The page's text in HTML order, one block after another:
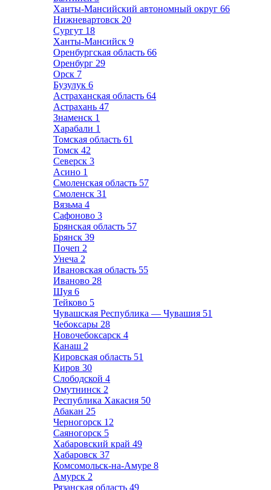
Ханты-Мансийский автономный округ 66
Нижневартовск 20
Сургут 18
Ханты-Мансийск 9
Оренбургская область 66
Оренбург 29
Орск 7
Бузулук 6
Астраханская область 64
Астрахань 47
Знаменск 1
Харабали 1
Томская область 61
Томск 42
Северск 3
Асино 1
Смоленская область 57
Смоленск 31
Вязьма 4
Сафоново 3
Брянская область 57
Брянск 39
Почеп 2
Унеча 2
Ивановская область 55
Иваново 28
Шуя 6
Тейково 5
Чувашская Республика — Чувашия 51
Чебоксары 28
Новочебоксарск 4
Канаш 2
Кировская область 51
Киров 30
Слободской 4
Омутнинск 2
Республика Хакасия 50
Абакан 25
Черногорск 12
Саяногорск 5
Хабаровский край 49
Хабаровск 37
Комсомольск-на-Амуре 8
Амурск 2
Рязанская область 49